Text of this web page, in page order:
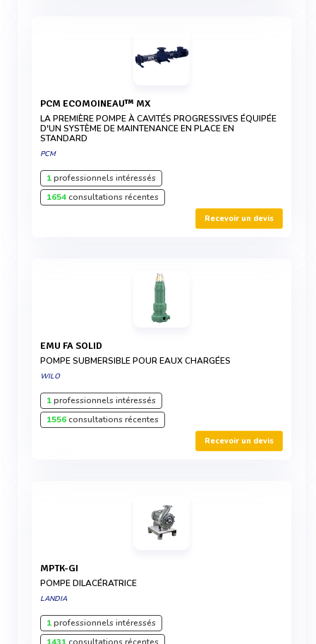
PCM ECOMOINEAU™ MX
LA PREMIÈRE POMPE À CAVITÉS PROGRESSIVES ÉQUIPÉE
D'UN SYSTÈME DE MAINTENANCE EN PLACE EN
STANDARD
PCM
1professionnels intéressés
1654consultations récentes
Recevoir un devis
EMU FA SOLID
POMPE SUBMERSIBLE POUR EAUX CHARGÉES
WILO
1professionnels intéressés
1556consultations récentes
Recevoir un devis
MPTK-GI
POMPE DILACÉRATRICE
LANDIA
1professionnels intéressés